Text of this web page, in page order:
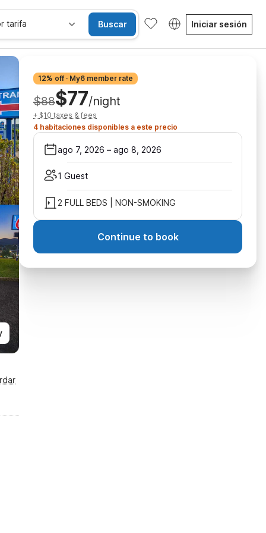
tarifa Buscar Iniciar sesión
12% off · My6 member rate
$88$77/night
+ $10 taxes & fees
4 habitaciones disponibles a este precio
ago 7, 2026 – ago 8, 2026
1 Guest
2 FULL BEDS | NON-SMOKING
Continue to book